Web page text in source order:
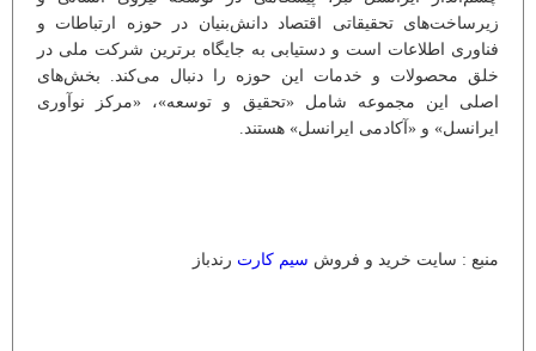
زیرساخت‌های تحقیقاتی اقتصاد دانش‌بنیان در حوزه ارتباطات و
فناوری اطلاعات است و دستیابی به جایگاه برترین شرکت ملی در
خلق محصولات و خدمات این حوزه را دنبال می‌کند. بخش‌های
اصلی این مجموعه شامل «تحقیق و توسعه»، «مرکز نوآوری
ایرانسل» و «آکادمی ایرانسل» هستند.
منبع : سایت خرید و فروش سیم کارت رندباز